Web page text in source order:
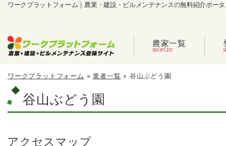
ワークプラットフォーム｜農業・建設・ビルメンテナンスの無料紹介ポー
農家一覧
ワークプラットフォーム »業者一覧 » 谷山ぶどう園
谷山ぶどう園
アクセスマップ